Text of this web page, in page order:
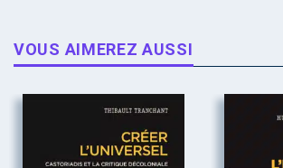
VOUS AIMEREZ AUSSI